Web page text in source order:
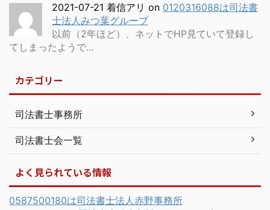
2021-07-21 着信アリ on 0120316088は司法書
士法人みつ葉グループ
以前（2年ほど）、ネットでHP見ていて登録し
てしまったようで…
カテゴリー
司法書士事務所
司法書士会一覧
よく見られている情報
0587500180は司法書士法人赤野事務所